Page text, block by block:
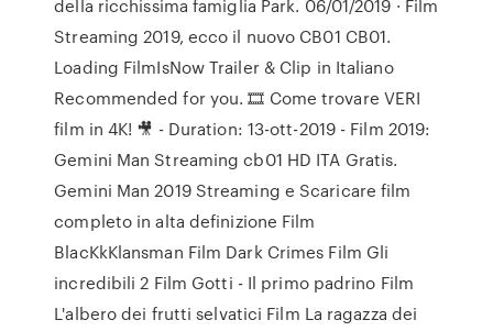
della ricchissima famiglia Park. 06/01/2019 · Film
Streaming 2019, ecco il nuovo CB01 CB01.
Loading FilmIsNow Trailer & Clip in Italiano
Recommended for you. 🎞️ Come trovare VERI
film in 4K! 🎥 - Duration: 13-ott-2019 - Film 2019:
Gemini Man Streaming cb01 HD ITA Gratis.
Gemini Man 2019 Streaming e Scaricare film
completo in alta definizione Film
BlacKkKlansman Film Dark Crimes Film Gli
incredibili 2 Film Gotti - Il primo padrino Film
L'albero dei frutti selvatici Film La ragazza dei